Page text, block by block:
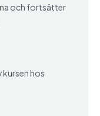
och fortsätter
hos